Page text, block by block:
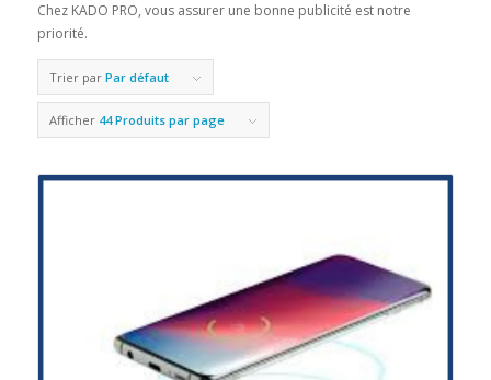
Chez KADO PRO, vous assurer une bonne publicité est notre
priorité.
Trier par Par défaut
Afficher 44 Produits par page